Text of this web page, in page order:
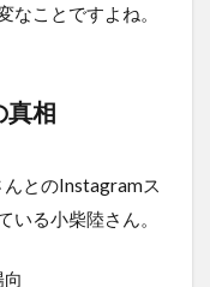
なことですよね。
真相
とのInstagramス
いる小柴陸さん。